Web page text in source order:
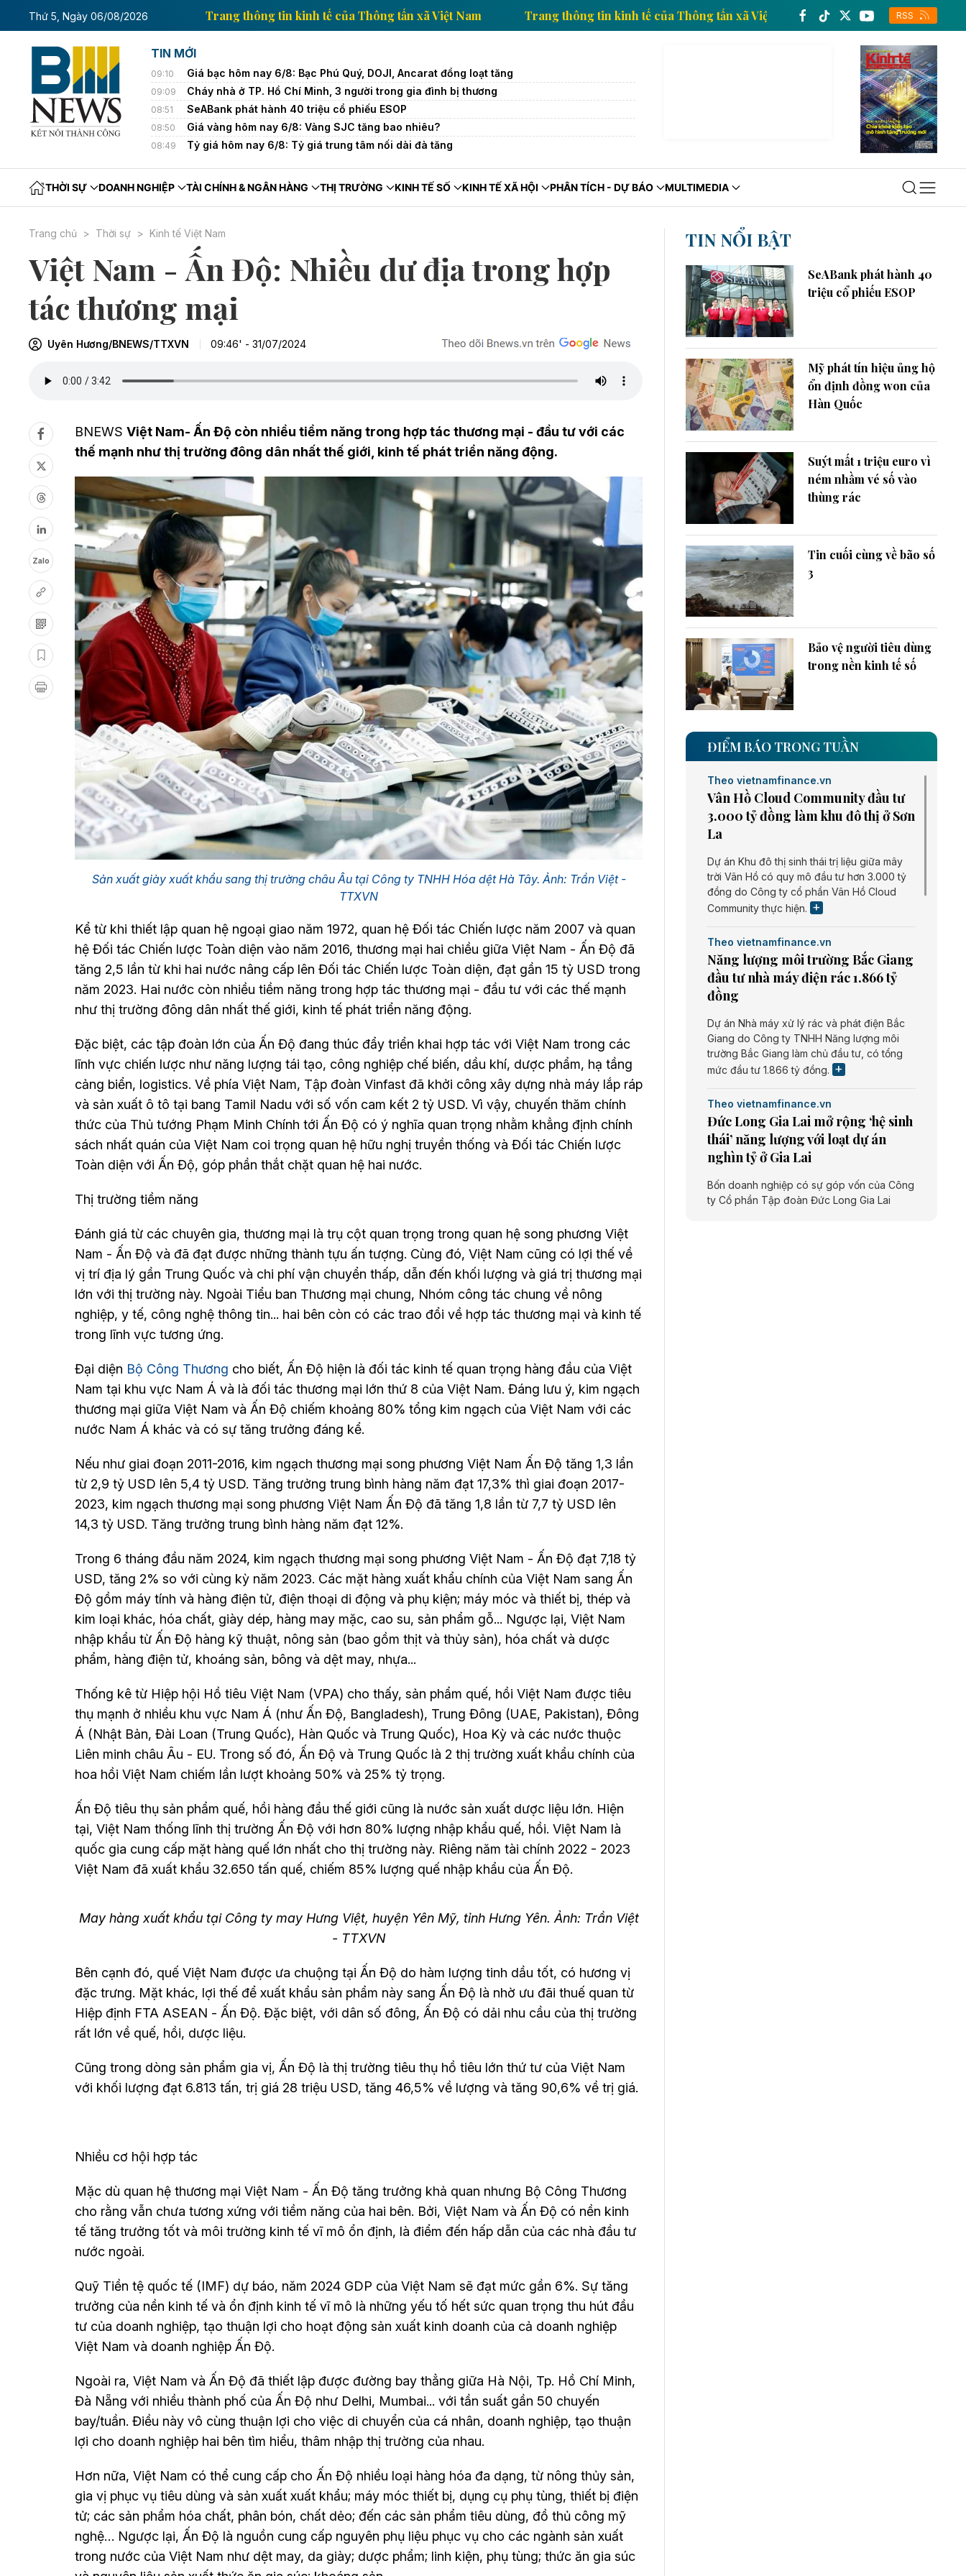
Thứ 5, Ngày 06/08/2026
tin kinh tế của Thông tấn xã Việt Nam Trang thông tin kinh tế của Thông tấn xã Việt Nam Trang thông tin kinh tế của Thông tấn xã Việt Nam Trang
RSS
TIN MỚI
09:10 Giá bạc hôm nay 6/8: Bạc Phú Quý, DOJI, Ancarat đồng loạt tăng
09:09 Cháy nhà ở TP. Hồ Chí Minh, 3 người trong gia đình bị thương
08:51 SeABank phát hành 40 triệu cổ phiếu ESOP
08:50 Giá vàng hôm nay 6/8: Vàng SJC tăng bao nhiêu?
08:49 Tỷ giá hôm nay 6/8: Tỷ giá trung tâm nối dài đà tăng
THỜI SỰ DOANH NGHIỆP TÀI CHÍNH & NGÂN HÀNG THỊ TRƯỜNG KINH TẾ SỐ KINH TẾ XÃ HỘI PHÂN TÍCH - DỰ BÁO MULTIMEDIA
Trang chủ Thời sự Kinh tế Việt Nam
Việt Nam - Ấn Độ: Nhiều dư địa trong hợp
tác thương mại
Uyên Hương/BNEWS/TTXVN 09:46' - 31/07/2024
Zalo
BNEWS Việt Nam- Ấn Độ còn nhiều tiềm năng trong hợp tác thương mại - đầu tư với các
thế mạnh như thị trường đông dân nhất thế giới, kinh tế phát triển năng động.
Sản xuất giày xuất khẩu sang thị trường châu Âu tại Công ty TNHH Hóa dệt Hà Tây. Ảnh: Trần Việt -
TTXVN
Kể từ khi thiết lập quan hệ ngoại giao năm 1972, quan hệ Đối tác Chiến lược năm 2007 và quan
hệ Đối tác Chiến lược Toàn diện vào năm 2016, thương mại hai chiều giữa Việt Nam - Ấn Độ đã
tăng 2,5 lần từ khi hai nước nâng cấp lên Đối tác Chiến lược Toàn diện, đạt gần 15 tỷ USD trong
năm 2023. Hai nước còn nhiều tiềm năng trong hợp tác thương mại - đầu tư với các thế mạnh
như thị trường đông dân nhất thế giới, kinh tế phát triển năng động.
Đặc biệt, các tập đoàn lớn của Ấn Độ đang thúc đẩy triển khai hợp tác với Việt Nam trong các
lĩnh vực chiến lược như năng lượng tái tạo, công nghiệp chế biến, dầu khí, dược phẩm, hạ tầng
cảng biển, logistics. Về phía Việt Nam, Tập đoàn Vinfast đã khởi công xây dựng nhà máy lắp ráp
và sản xuất ô tô tại bang Tamil Nadu với số vốn cam kết 2 tỷ USD. Vì vậy, chuyến thăm chính
thức của Thủ tướng Phạm Minh Chính tới Ấn Độ có ý nghĩa quan trọng nhằm khẳng định chính
sách nhất quán của Việt Nam coi trọng quan hệ hữu nghị truyền thống và Đối tác Chiến lược
Toàn diện với Ấn Độ, góp phần thắt chặt quan hệ hai nước.
Thị trường tiềm năng
Đánh giá từ các chuyên gia, thương mại là trụ cột quan trọng trong quan hệ song phương Việt
Nam - Ấn Độ và đã đạt được những thành tựu ấn tượng. Cùng đó, Việt Nam cũng có lợi thế về
vị trí địa lý gần Trung Quốc và chi phí vận chuyển thấp, dẫn đến khối lượng và giá trị thương mại
lớn với thị trường này. Ngoài Tiểu ban Thương mại chung, Nhóm công tác chung về nông
nghiệp, y tế, công nghệ thông tin... hai bên còn có các trao đổi về hợp tác thương mại và kinh tế
trong lĩnh vực tương ứng.
Đại diện Bộ Công Thương cho biết, Ấn Độ hiện là đối tác kinh tế quan trọng hàng đầu của Việt
Nam tại khu vực Nam Á và là đối tác thương mại lớn thứ 8 của Việt Nam. Đáng lưu ý, kim ngạch
thương mại giữa Việt Nam và Ấn Độ chiếm khoảng 80% tổng kim ngạch của Việt Nam với các
nước Nam Á khác và có sự tăng trưởng đáng kể.
Nếu như giai đoạn 2011-2016, kim ngạch thương mại song phương Việt Nam Ấn Độ tăng 1,3 lần
từ 2,9 tỷ USD lên 5,4 tỷ USD. Tăng trưởng trung bình hàng năm đạt 17,3% thì giai đoạn 2017-
2023, kim ngạch thương mại song phương Việt Nam Ấn Độ đã tăng 1,8 lần từ 7,7 tỷ USD lên
14,3 tỷ USD. Tăng trưởng trung bình hàng năm đạt 12%.
Trong 6 tháng đầu năm 2024, kim ngạch thương mại song phương Việt Nam - Ấn Độ đạt 7,18 tỷ
USD, tăng 2% so với cùng kỳ năm 2023. Các mặt hàng xuất khẩu chính của Việt Nam sang Ấn
Độ gồm máy tính và hàng điện tử, điện thoại di động và phụ kiện; máy móc và thiết bị, thép và
kim loại khác, hóa chất, giày dép, hàng may mặc, cao su, sản phẩm gỗ... Ngược lại, Việt Nam
nhập khẩu từ Ấn Độ hàng kỹ thuật, nông sản (bao gồm thịt và thủy sản), hóa chất và dược
phẩm, hàng điện tử, khoáng sản, bông và dệt may, nhựa...
Thống kê từ Hiệp hội Hồ tiêu Việt Nam (VPA) cho thấy, sản phẩm quế, hồi Việt Nam được tiêu
thụ mạnh ở nhiều khu vực Nam Á (như Ấn Độ, Bangladesh), Trung Đông (UAE, Pakistan), Đông
Á (Nhật Bản, Đài Loan (Trung Quốc), Hàn Quốc và Trung Quốc), Hoa Kỳ và các nước thuộc
Liên minh châu Âu - EU. Trong số đó, Ấn Độ và Trung Quốc là 2 thị trường xuất khẩu chính của
hoa hồi Việt Nam chiếm lần lượt khoảng 50% và 25% tỷ trọng.
Ấn Độ tiêu thụ sản phẩm quế, hồi hàng đầu thế giới cũng là nước sản xuất dược liệu lớn. Hiện
tại, Việt Nam thống lĩnh thị trường Ấn Độ với hơn 80% lượng nhập khẩu quế, hồi. Việt Nam là
quốc gia cung cấp mặt hàng quế lớn nhất cho thị trường này. Riêng năm tài chính 2022 - 2023
Việt Nam đã xuất khẩu 32.650 tấn quế, chiếm 85% lượng quế nhập khẩu của Ấn Độ.
May hàng xuất khẩu tại Công ty may Hưng Việt, huyện Yên Mỹ, tỉnh Hưng Yên. Ảnh: Trần Việt
- TTXVN
Bên cạnh đó, quế Việt Nam được ưa chuộng tại Ấn Độ do hàm lượng tinh dầu tốt, có hương vị
đặc trưng. Mặt khác, lợi thế để xuất khẩu sản phẩm này sang Ấn Độ là nhờ ưu đãi thuế quan từ
Hiệp định FTA ASEAN - Ấn Độ. Đặc biệt, với dân số đông, Ấn Độ có dải nhu cầu của thị trường
rất lớn về quế, hồi, dược liệu.
Cũng trong dòng sản phẩm gia vị, Ấn Độ là thị trường tiêu thụ hồ tiêu lớn thứ tư của Việt Nam
với khối lượng đạt 6.813 tấn, trị giá 28 triệu USD, tăng 46,5% về lượng và tăng 90,6% về trị giá.
Nhiều cơ hội hợp tác
Mặc dù quan hệ thương mại Việt Nam - Ấn Độ tăng trưởng khả quan nhưng Bộ Công Thương
cho rằng vẫn chưa tương xứng với tiềm năng của hai bên. Bởi, Việt Nam và Ấn Độ có nền kinh
tế tăng trưởng tốt và môi trường kinh tế vĩ mô ổn định, là điểm đến hấp dẫn của các nhà đầu tư
nước ngoài.
Quỹ Tiền tệ quốc tế (IMF) dự báo, năm 2024 GDP của Việt Nam sẽ đạt mức gần 6%. Sự tăng
trưởng của nền kinh tế và ổn định kinh tế vĩ mô là những yếu tố hết sức quan trọng thu hút đầu
tư của doanh nghiệp, tạo thuận lợi cho hoạt động sản xuất kinh doanh của cả doanh nghiệp
Việt Nam và doanh nghiệp Ấn Độ.
Ngoài ra, Việt Nam và Ấn Độ đã thiết lập được đường bay thẳng giữa Hà Nội, Tp. Hồ Chí Minh,
Đà Nẵng với nhiều thành phố của Ấn Độ như Delhi, Mumbai... với tần suất gần 50 chuyến
bay/tuần. Điều này vô cùng thuận lợi cho việc di chuyển của cá nhân, doanh nghiệp, tạo thuận
lợi cho doanh nghiệp hai bên tìm hiểu, thâm nhập thị trường của nhau.
Hơn nữa, Việt Nam có thể cung cấp cho Ấn Độ nhiều loại hàng hóa đa dạng, từ nông thủy sản,
gia vị phục vụ tiêu dùng và sản xuất xuất khẩu; máy móc thiết bị, dụng cụ phụ tùng, thiết bị điện
tử; các sản phẩm hóa chất, phân bón, chất dẻo; đến các sản phẩm tiêu dùng, đồ thủ công mỹ
nghệ… Ngược lại, Ấn Độ là nguồn cung cấp nguyên phụ liệu phục vụ cho các ngành sản xuất
trong nước của Việt Nam như dệt may, da giày; dược phẩm; linh kiện, phụ tùng; thức ăn gia súc
TIN NỔI BẬT
SeABank phát hành 40
triệu cổ phiếu ESOP
Mỹ phát tín hiệu ủng hộ
ổn định đồng won của
Hàn Quốc
Suýt mất 1 triệu euro vì
ném nhầm vé số vào
thùng rác
Tin cuối cùng về bão số
3
Bảo vệ người tiêu dùng
trong nền kinh tế số
ĐIỂM BÁO TRONG TUẦN
Theo vietnamfinance.vn
Vân Hồ Cloud Community đầu tư
3.000 tỷ đồng làm khu đô thị ở Sơn
La
Dự án Khu đô thị sinh thái trị liệu giữa mây
trời Vân Hồ có quy mô đầu tư hơn 3.000 tỷ
đồng do Công ty cổ phần Vân Hồ Cloud
Community thực hiện.
Theo vietnamfinance.vn
Năng lượng môi trường Bắc Giang
đầu tư nhà máy điện rác 1.866 tỷ
đồng
Dự án Nhà máy xử lý rác và phát điện Bắc
Giang do Công ty TNHH Năng lượng môi
trường Bắc Giang làm chủ đầu tư, có tổng
mức đầu tư 1.866 tỷ đồng.
Theo vietnamfinance.vn
Đức Long Gia Lai mở rộng ‘hệ sinh
thái’ năng lượng với loạt dự án
nghìn tỷ ở Gia Lai
Bốn doanh nghiệp có sự góp vốn của Công
ty Cổ phần Tập đoàn Đức Long Gia Lai